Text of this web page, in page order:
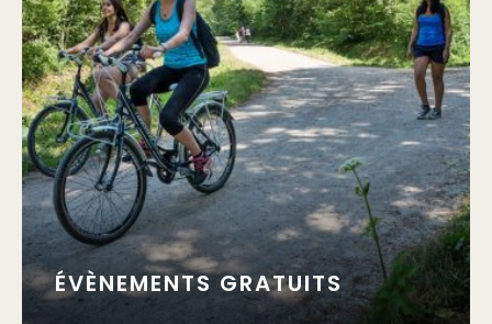
ÉVÈNEMENTS GRATUITS